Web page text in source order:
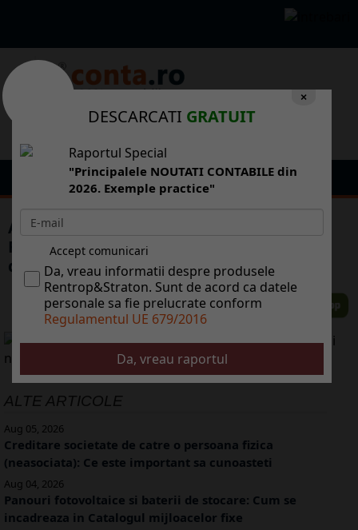
ANAF preia atribuiile Vmii i Grzii
Financiare. O parte dintre angajai vor fi
disponibilizai
ALTE ARTICOLE
Aug 05, 2026
Creditare societate de catre o persoana fizica
(neasociata): Ce este important sa cunoasteti
Aug 04, 2026
Panouri fotovoltaice si baterii de stocare: Cum se
incadreaza in Catalogul mijloacelor fixe
×
DESCARCATI GRATUIT
Raportul Special
"Principalele NOUTATI CONTABILE din
2026. Exemple practice"
Accept comunicari
Da, vreau informatii despre produsele
Rentrop&Straton. Sunt de acord ca datele
personale sa fie prelucrate conform
Regulamentul UE 679/2016